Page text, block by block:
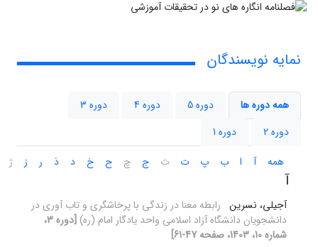
نمایه نویسندگان
همه دوره ها دوره 5 دوره 4
دوره 3
دوره 2
دوره 1
همه
آ ا ب پ ت ث ج چ ح خ د ذ ر ز ژ
آ
آجیلی، نسرین رابطه معنا در زندگی با پرخاشگری و تاب‏ آوری در
دانشجویان دانشگاه آزاد اسلامی واحد یادگار امام (ره)
[دوره 3،
شماره 10، 1403، صفحه 47-61]